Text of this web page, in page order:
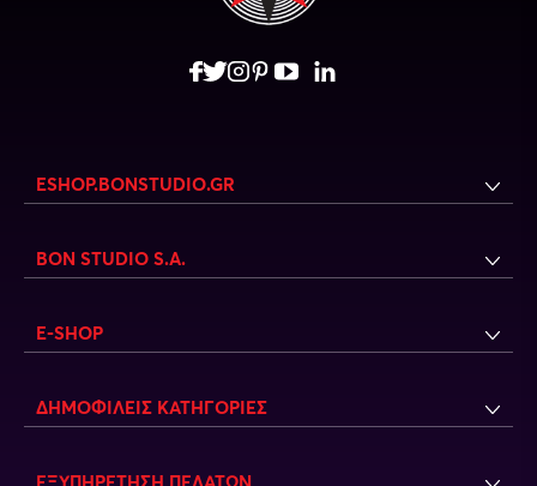
ESHOP.BONSTUDIO.GR
BON STUDIO S.A.
E-SHOP
ΔΗΜΟΦΙΛΕΙΣ ΚΑΤΗΓΟΡΙΕΣ
ΕΞΥΠΗΡΕΤΗΣΗ ΠΕΛΑΤΩΝ